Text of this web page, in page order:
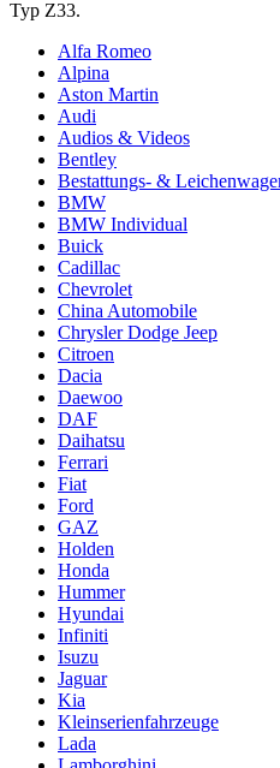
Typ Z33.
Alfa Romeo
Alpina
Aston Martin
Audi
Audios & Videos
Bentley
Bestattungs- &
BMW
BMW Individual
Buick
Cadillac
Chevrolet
China Automobile
Chrysler Dodge Jeep
Citroen
Dacia
Daewoo
DAF
Daihatsu
Ferrari
Fiat
Ford
GAZ
Holden
Honda
Hummer
Hyundai
Infiniti
Isuzu
Jaguar
Kia
Kleinserienfahrzeuge
Lada